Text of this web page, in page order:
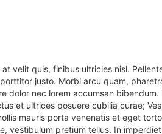
velit quis, finibus ultricies nisl.
justo. Morbi arcu quam,
dolor nec lorem accumsan
et ultrices posuere cubilia curae;
mauris porta venenatis et eget
vestibulum pretium tellus. In